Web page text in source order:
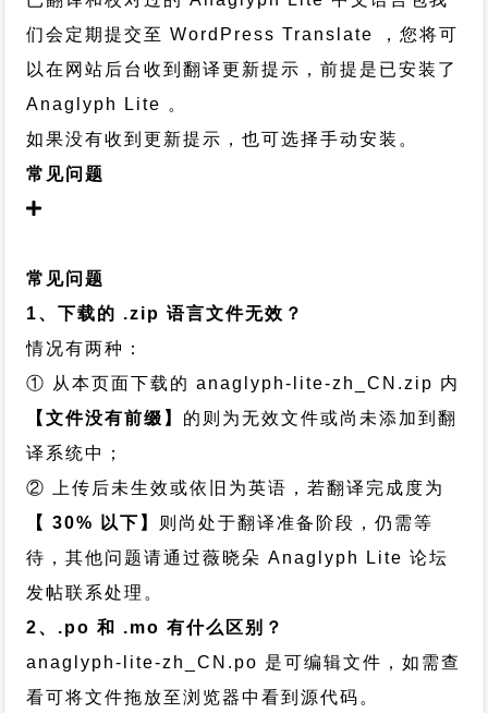
们会定期提交至 WordPress Translate ，您将可
以在网站后台收到翻译更新提示，前提是已安装了
Anaglyph Lite 。
如果没有收到更新提示，也可选择手动安装。
常见问题
常见问题
1、下载的 .zip 语言文件无效？
情况有两种：
① 从本页面下载的 anaglyph-lite-zh_CN.zip 内
【文件没有前缀】 的则为无效文件或尚未添加到翻
译系统中；
② 上传后未生效或依旧为英语，若翻译完成度为
【 30% 以下】 则尚处于翻译准备阶段，仍需等
待，其他问题请通过薇晓朵 Anaglyph Lite 论坛
发帖联系处理。
2、.po 和 .mo 有什么区别？
anaglyph-lite-zh_CN.po 是可编辑文件，如需查
看可将文件拖放至浏览器中看到源代码。